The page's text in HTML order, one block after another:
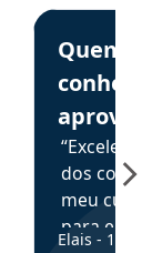
em
Estudante
Quem
aprova
dos
meu
para
Elais - 15/